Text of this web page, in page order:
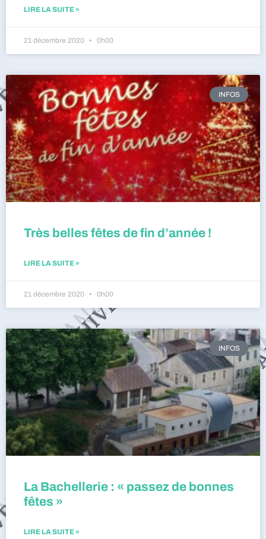
LIRE LA SUITE »
21 décembre 2020 0h00
INFOS
Très belles fêtes de fin d’année !
LIRE LA SUITE »
21 décembre 2020 0h00
INFOS
La Bachellerie : « passez de bonnes
fêtes »
LIRE LA SUITE »